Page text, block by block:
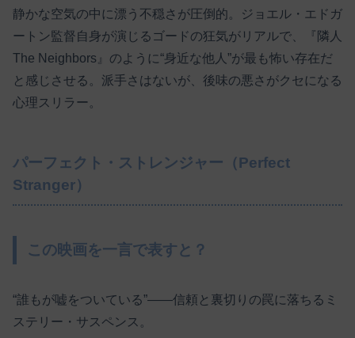
静かな空気の中に漂う不穏さが圧倒的。ジョエル・エドガ
ートン監督自身が演じるゴードの狂気がリアルで、『隣人
The Neighbors』のように“身近な他人”が最も怖い存在だ
と感じさせる。派手さはないが、後味の悪さがクセになる
心理スリラー。
パーフェクト・ストレンジャー（Perfect
Stranger）
この映画を一言で表すと？
“誰もが嘘をついている”――信頼と裏切りの罠に落ちるミ
ステリー・サスペンス。